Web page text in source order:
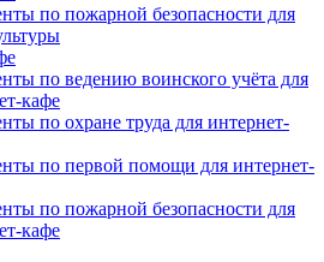
по пожарной безопасности для
по ведению воинского учёта для
кафе
по охране труда для интернет-
по первой помощи для интернет-
по пожарной безопасности для
кафе